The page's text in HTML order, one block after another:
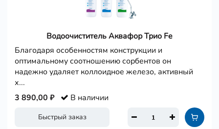
Водоочиститель Аквафор Трио Fe
Благодаря особенностям конструкции и
оптимальному соотношению сорбентов он
надежно удаляет коллоидное железо, активный
х...
Быстрый заказ
3 890,00 ₽ В наличии